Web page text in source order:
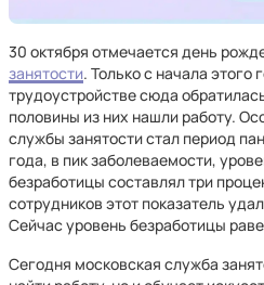
30 октября отмечается день
занятости. Только с начала этого
трудоустройстве сюда
половины из них нашли работу.
службы занятости стал период
года, в пик заболеваемости,
безработицы составлял три
сотрудников этот показатель
Сейчас уровень безработицы
Сегодня московская служба